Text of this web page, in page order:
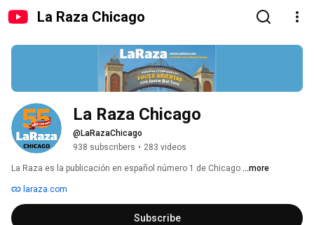
La Raza Chicago
La Raza Chicago
@LaRazaChicago
938 subscribers • 283 videos
La Raza es la publicación en español número 1 de Chicago ...more
laraza.com
Subscribe